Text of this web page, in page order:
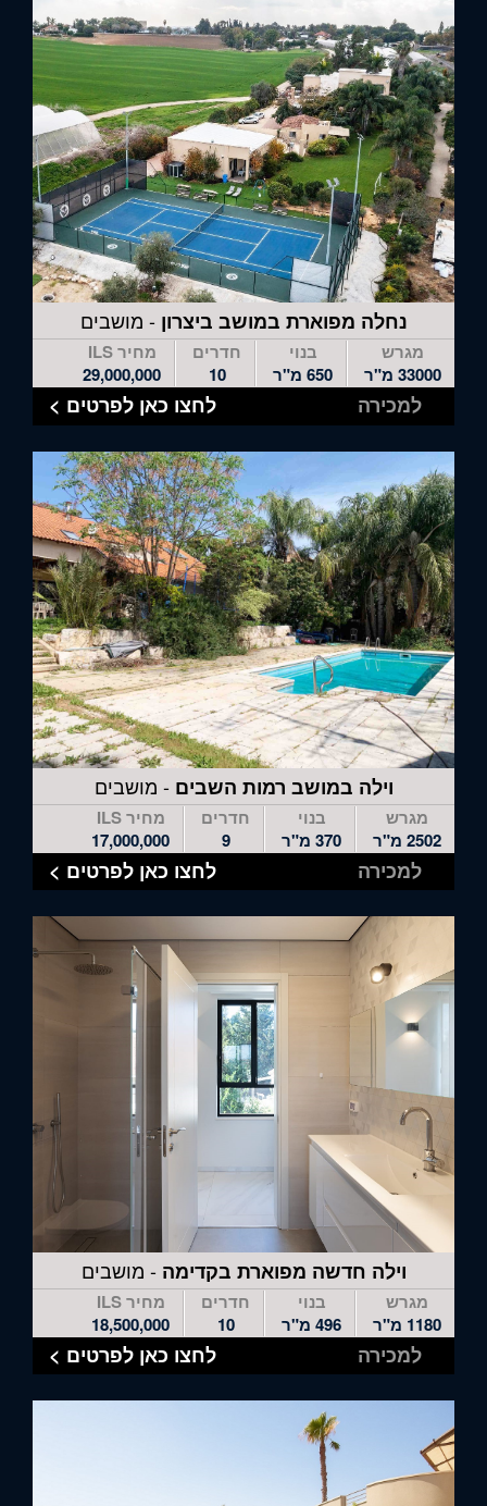
נחלה מפוארת במושב ביצרון- מושבים
מגרש
33000 מ"ר
בנוי
650 מ"ר
חדרים
10
מחיר ILS
29,000,000
למכירה לחצו כאן לפרטים >
וילה במושב רמות השבים- מושבים
מגרש
2502 מ"ר
בנוי
370 מ"ר
חדרים
9
מחיר ILS
17,000,000
למכירה לחצו כאן לפרטים >
וילה חדשה מפוארת בקדימה- מושבים
מגרש
1180 מ"ר
בנוי
496 מ"ר
חדרים
10
מחיר ILS
18,500,000
למכירה לחצו כאן לפרטים >